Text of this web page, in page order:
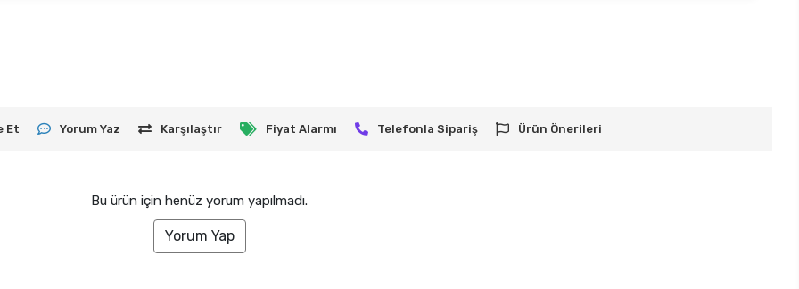
Et Yorum Yaz Karşılaştır Fiyat Alarmı Telefonla Sipariş Ürün Önerileri
Bu ürün için henüz yorum yapılmadı.
Yorum Yap